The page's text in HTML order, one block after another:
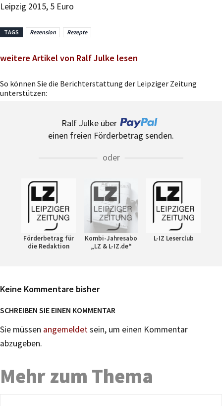
Leipzig 2015, 5 Euro
TAGS Rezension Rezepte
weitere Artikel von Ralf Julke lesen
So können Sie die Berichterstattung der Leipziger Zeitung
unterstützen:
Ralf Julke über
einen freien Förderbetrag senden.
oder
Förderbetrag für
die Redaktion
Kombi-Jahresabo
„LZ & L-IZ.de“
L-IZ Leserclub
Keine Kommentare bisher
SCHREIBEN SIE EINEN KOMMENTAR
Sie müssen angemeldetsein, um einen Kommentar
abzugeben.
Mehr zum Thema